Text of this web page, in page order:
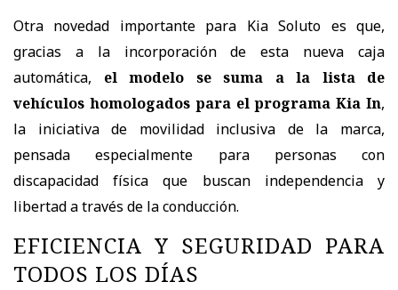
Otra novedad importante para Kia Soluto es que,
gracias a la incorporación de esta nueva caja
automática, el modelo se suma a la lista de
vehículos homologados para el programa Kia In,
la iniciativa de movilidad inclusiva de la marca,
pensada especialmente para personas con
discapacidad física que buscan independencia y
libertad a través de la conducción.
EFICIENCIA Y SEGURIDAD PARA
TODOS LOS DÍAS